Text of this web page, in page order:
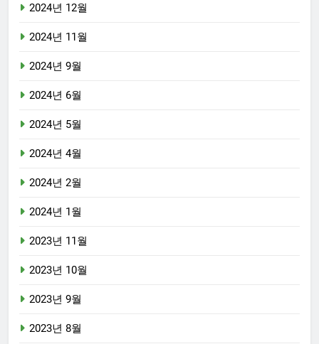
2024년 12월
2024년 11월
2024년 9월
2024년 6월
2024년 5월
2024년 4월
2024년 2월
2024년 1월
2023년 11월
2023년 10월
2023년 9월
2023년 8월